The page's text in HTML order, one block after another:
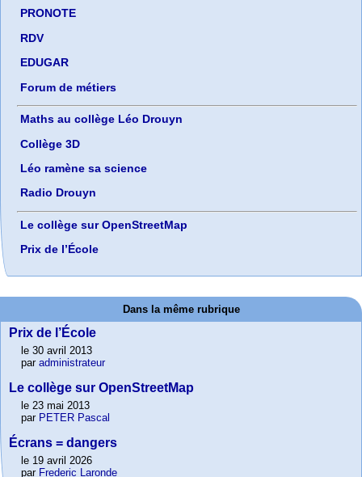
PRONOTE
RDV
EDUGAR
Forum de métiers
Maths au collège Léo Drouyn
Collège 3D
Léo ramène sa science
Radio Drouyn
Le collège sur OpenStreetMap
Prix de l’École
Dans la même rubrique
Prix de l’École
le 30 avril 2013
par administrateur
Le collège sur OpenStreetMap
le 23 mai 2013
par PETER Pascal
Écrans = dangers
le 19 avril 2026
par Frederic Laronde